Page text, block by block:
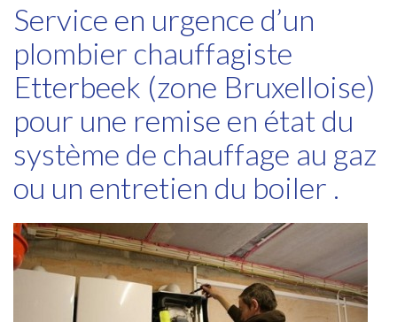
Service en urgence d’un
plombier chauffagiste
Etterbeek (zone Bruxelloise)
pour une remise en état du
système de chauffage au gaz
ou un entretien du boiler .